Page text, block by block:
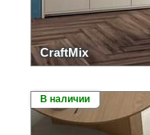
CraftMix
В наличии